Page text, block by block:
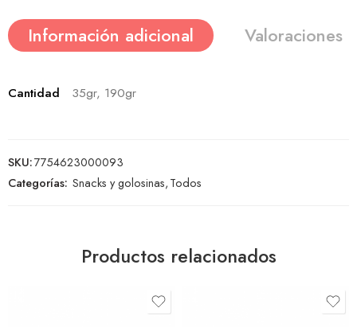
Información adicional Valoraciones
Cantidad 35gr, 190gr
SKU:7754623000093
Categorías: Snacks y golosinas,Todos
Productos relacionados